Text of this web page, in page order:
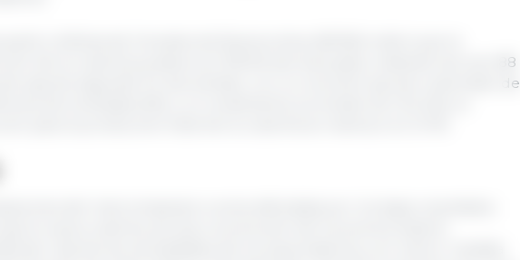
parte, la Bolsa de Cereales de Buenos Aires (BCBA) indicó que la
de la cosecha ya abarca el 99,4% del área apta, restando tan solo 88
soja de segunda. En ese sentido, con un volumen parcial cosechado de
de toneladas (Mt) y un rendimiento promedio de 1,54 t/ha, la
para la producción total de la cosecha se mantuvo en 21 Mt.
del maíz empiezan a verse afectadas por los bajos resultados
la nueva cosecha, así que, la evolución de los precios estaría
más de las necesidades de los exportadores y en menor medida